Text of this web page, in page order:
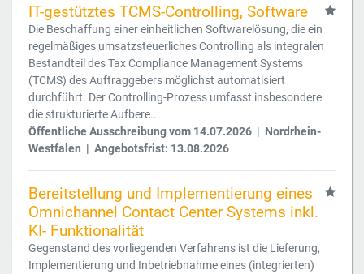
IT-gestütztes TCMS-Controlling, Software
Die Beschaffung einer einheitlichen Softwarelösung, die ein
regelmäßiges umsatzsteuerliches Controlling als integralen
Bestandteil des Tax Compliance Management Systems
(TCMS) des Auftraggebers möglichst automatisiert
durchführt. Der Controlling-Prozess umfasst insbesondere
die strukturierte Aufbere...
Öffentliche Ausschreibung vom 14.07.2026 | Nordrhein-
Westfalen | Angebotsfrist: 13.08.2026
Bereitstellung und Implementierung eines
Omnichannel Contact Center Systems inkl.
KI- Funktionalität
Gegenstand des vorliegenden Verfahrens ist die Lieferung,
Implementierung und Inbetriebnahme eines (integrierten)